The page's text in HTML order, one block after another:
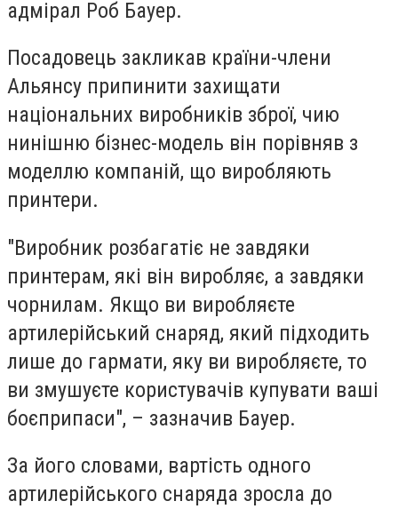
адмірал Роб Бауер.
Посадовець закликав країни-члени
Альянсу припинити захищати
національних виробників зброї, чию
нинішню бізнес-модель він порівняв з
моделлю компаній, що виробляють
принтери.
"Виробник розбагатіє не завдяки
принтерам, які він виробляє, а завдяки
чорнилам. Якщо ви виробляєте
артилерійський снаряд, який підходить
лише до гармати, яку ви виробляєте, то
ви змушуєте користувачів купувати ваші
боєприпаси", – зазначив Бауер.
За його словами, вартість одного
артилерійського снаряда зросла до